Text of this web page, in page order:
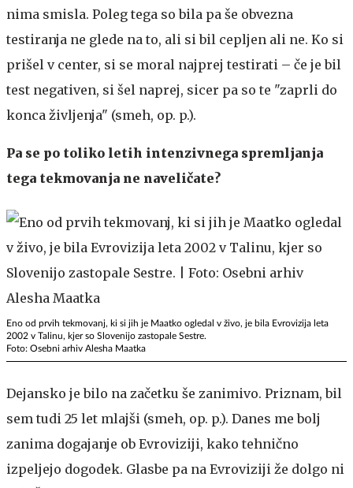
nima smisla. Poleg tega so bila pa še obvezna
testiranja ne glede na to, ali si bil cepljen ali ne. Ko si
prišel v center, si se moral najprej testirati – če je bil
test negativen, si šel naprej, sicer pa so te "zaprli do
konca življenja" (smeh, op. p.).
Pa se po toliko letih intenzivnega spremljanja
tega tekmovanja ne naveličate?
Eno od prvih tekmovanj, ki si jih je Maatko ogledal v živo, je bila Evrovizija leta
2002 v Talinu, kjer so Slovenijo zastopale Sestre.
Foto: Osebni arhiv Alesha Maatka
Dejansko je bilo na začetku še zanimivo. Priznam, bil
sem tudi 25 let mlajši (smeh, op. p.). Danes me bolj
zanima dogajanje ob Evroviziji, kako tehnično
izpeljejo dogodek. Glasbe pa na Evroviziji že dolgo ni